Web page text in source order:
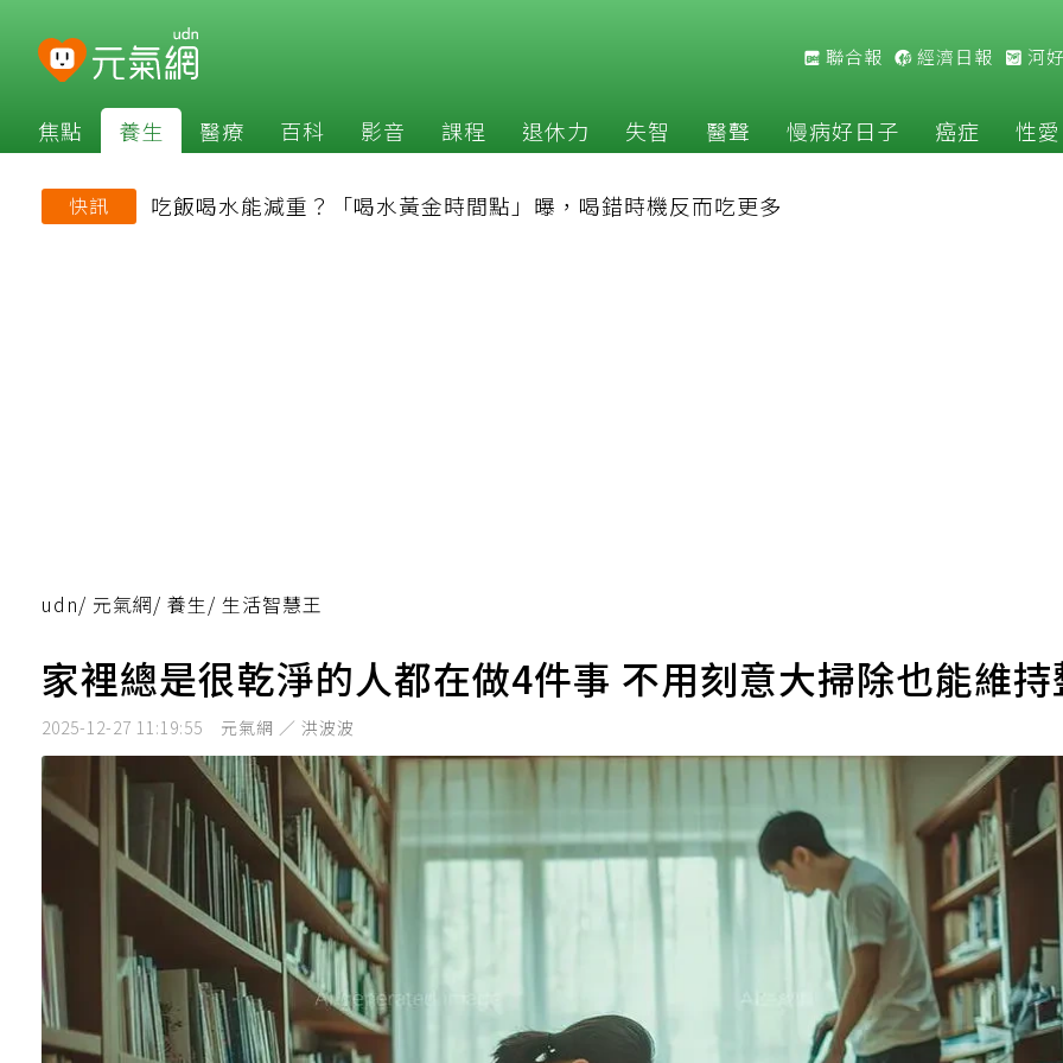
聯合報 經濟日報 河
焦點 養生 醫療 百科 影音 課程 退休力 失智 醫聲 慢病好日子 癌症 性愛
快訊 吃飯喝水能減重？「喝水黃金時間點」曝，喝錯時機反而吃更多
udn/ 元氣網/ 養生/ 生活智慧王
家裡總是很乾淨的人都在做4件事 不用刻意大掃除也能維
2025-12-27 11:19:55 元氣網 ／ 洪波波